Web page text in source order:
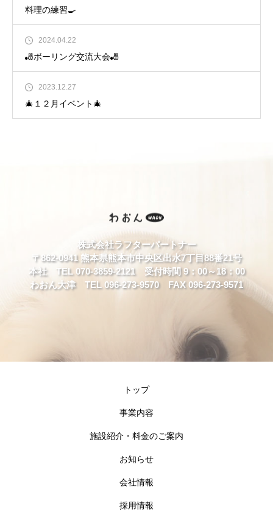
料理の練習🍳
2024.04.22
🎳ボーリング交流大会🎳
2023.12.27
🎄１２月イベント🎄
株式会社ラフターパートナー
〒862-0941 熊本県熊本市中央区出水7丁目88番21号
本社 TEL 070-3859-2121 受付時間 9：00～18：00
わおん大津 TEL 096-273-9570 FAX 096-273-9571
トップ
事業内容
施設紹介・料金のご案内
お知らせ
会社情報
採用情報